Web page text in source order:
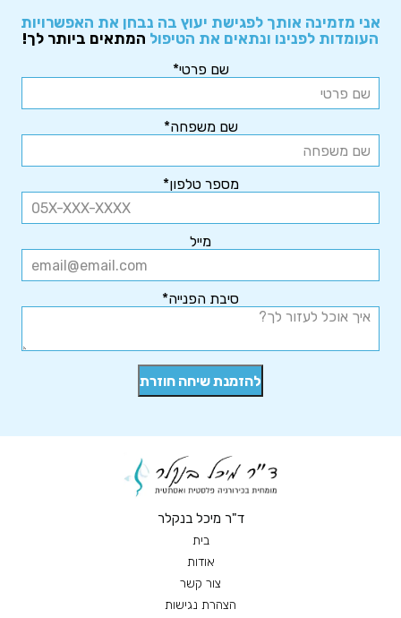
אני מזמינה אותך לפגישת יעוץ בה נבחן את האפשרויות
העומדות לפנינו ונתאים את הטיפול המתאים ביותר לך!
שם פרטי*
שם משפחה*
מספר טלפון*
מייל
סיבת הפנייה*
ד"ר מיכל בנקלר
בית
אודות
צור קשר
הצהרת נגישות